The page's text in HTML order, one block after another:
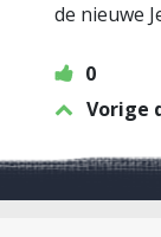
de nieuwe
0
Vorige